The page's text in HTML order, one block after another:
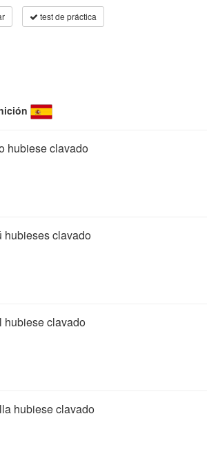
test de práctica
hubiese clavado
hubieses clavado
hubiese clavado
hubiese clavado